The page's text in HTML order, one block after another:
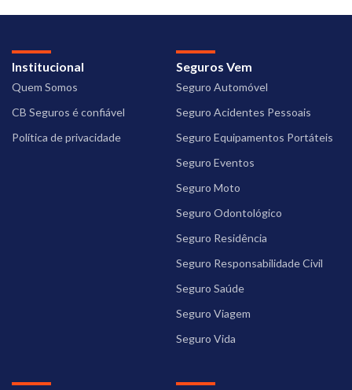
Institucional
Quem Somos
CB Seguros é confiável
Política de privacidade
Seguros Vem
Seguro Automóvel
Seguro Acidentes Pessoais
Seguro Equipamentos Portáteis
Seguro Eventos
Seguro Moto
Seguro Odontológico
Seguro Residência
Seguro Responsabilidade Civil
Seguro Saúde
Seguro Viagem
Seguro Vida